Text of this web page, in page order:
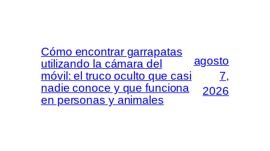
Cómo encontrar garrapatas
utilizando la cámara del
móvil: el truco oculto que casi
nadie conoce y que funciona
en personas y animales
agosto
7,
2026